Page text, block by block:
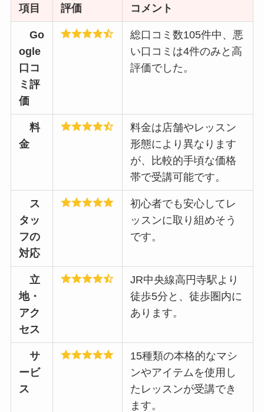
項目 評価 コメント
Go
ogle
口コ
ミ評
価
総口コミ数105件中、悪
い口コミは4件のみと高
評価でした。
料
金
料金は店舗やレッスン
形態により異なります
が、比較的手頃な価格
帯で受講可能です。
ス
タッ
フの
対応
初心者でも安心してレ
ッスンに取り組めそう
です。
立
地・
アク
セス
JR中央線高円寺駅より
徒歩5分と、徒歩圏内に
あります。
サ
ービ
ス
15種類の本格的なマシ
ンやアイテムを使用し
たレッスンが受講でき
ます。